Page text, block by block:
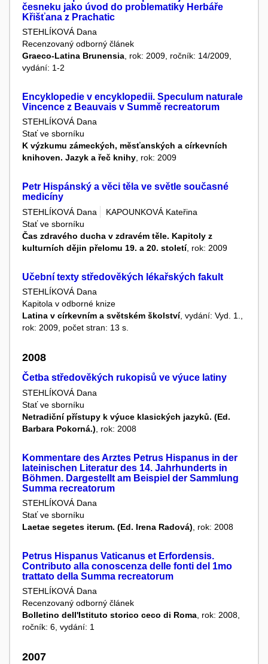
česneku jako úvod do problematiky Herbáře
Křišťana z Prachatic
STEHLÍKOVÁ Dana
Recenzovaný odborný článek
Graeco-Latina Brunensia , rok: 2009, ročník: 14/2009,
vydání: 1-2
Encyklopedie v encyklopedii. Speculum naturale
Vincence z Beauvais v Summě recreatorum
STEHLÍKOVÁ Dana
Stať ve sborníku
K výzkumu zámeckých, měsťanských a církevních
knihoven. Jazyk a řeč knihy, rok: 2009
Petr Hispánský a věci těla ve světle současné
medicíny
STEHLÍKOVÁ Dana
KAPOUNKOVÁ Kateřina
Stať ve sborníku
Čas zdravého ducha v zdravém těle. Kapitoly z
kulturních dějin přelomu 19. a 20. století, rok: 2009
Učební texty středověkých lékařských fakult
STEHLÍKOVÁ Dana
Kapitola v odborné knize
Latina v církevním a světském školství, vydání: Vyd. 1.,
rok: 2009, počet stran: 13 s.
2008
Četba středověkých rukopisů ve výuce latiny
STEHLÍKOVÁ Dana
Stať ve sborníku
Netradiční přístupy k výuce klasických jazyků. (Ed.
Barbara Pokorná.) , rok: 2008
Kommentare des Arztes Petrus Hispanus in der
lateinischen Literatur des 14. Jahrhunderts in
Böhmen. Dargestellt am Beispiel der Sammlung
Summa recreatorum
STEHLÍKOVÁ Dana
Stať ve sborníku
Laetae segetes iterum. (Ed. Irena Radová) , rok: 2008
Petrus Hispanus Vaticanus et Erfordensis.
Contributo alla conoscenza delle fonti del 1mo
trattato della Summa recreatorum
STEHLÍKOVÁ Dana
Recenzovaný odborný článek
Bolletino dell'Istituto storico ceco di Roma, rok: 2008,
ročník: 6, vydání: 1
2007